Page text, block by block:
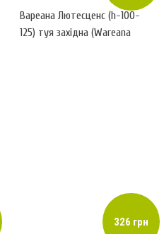
Вареана Лютесценс (h-100-
125) туя західна (Wareana
326 грн